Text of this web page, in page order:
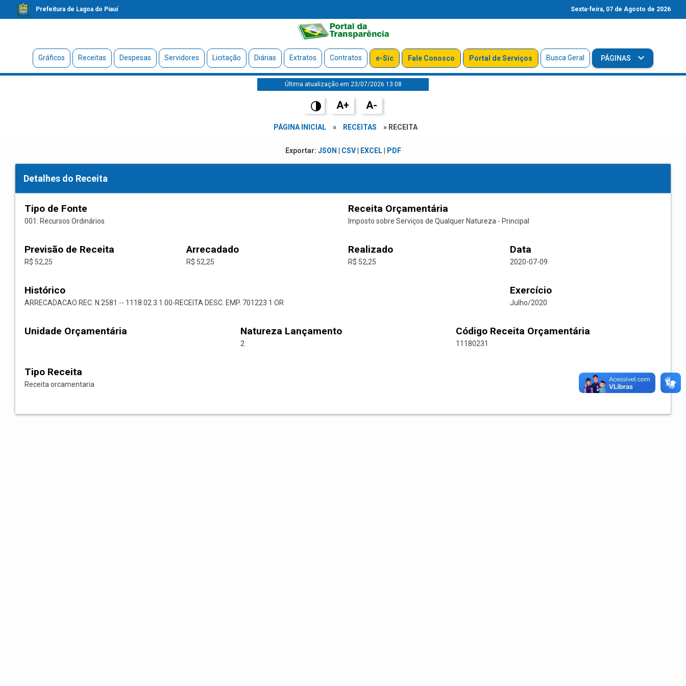
Prefeitura de Lagoa do Piauí Sexta-feira, 07 de Agosto de 2026
Gráficos Receitas Despesas Servidores Licitação Diárias Extratos Contratos e-Sic Fale Conosco Portal de Serviços Busca Geral PÁGINAS
Última atualização em 23/07/2026 13:08
A+ A-
PÁGINA INICIAL » RECEITAS » RECEITA
Exportar: JSON CSV| EXCEL| PDF
Detalhes do Receita
Tipo de Fonte
001: Recursos Ordinários
Receita Orçamentária
Imposto sobre Serviços de Qualquer Natureza - Principal
Previsão de Receita
R$ 52,25
Arrecadado
R$ 52,25
Realizado
R$ 52,25
Data
2020-07-09
Histórico
ARRECADACAO REC. N.2581 -- 1118.02.3.1.00-RECEITA DESC. EMP. 701223 1 OR
Exercício
Julho/2020
Unidade Orçamentária Natureza Lançamento
2
Código Receita Orçamentária
11180231
Tipo Receita
Receita orcamentaria